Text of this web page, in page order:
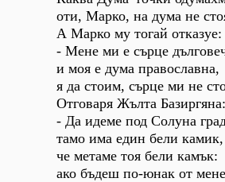
оти, Марко, на дума не
А Марко му тогай отказуе:
- Мене ми е сърце
и моя е дума православна,
я да стоим, сърце ми не
Отговаря Жълта Базиргяна:
- Да идеме под Солуна
тамо има един бели камик,
че метаме тоя бели камък:
ако бъдеш по-юнак от